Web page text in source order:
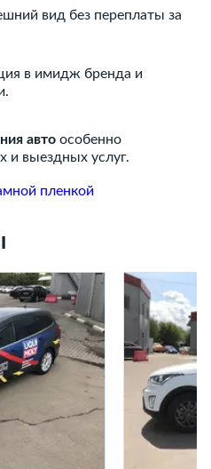
вид без переплаты за
в имидж бренда и
авто особенно
и выездных услуг.
пленкой